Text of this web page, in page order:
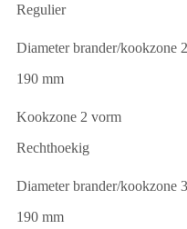
Regulier
Diameter brander/kookzone 2
190 mm
Kookzone 2 vorm
Rechthoekig
Diameter brander/kookzone 3
190 mm